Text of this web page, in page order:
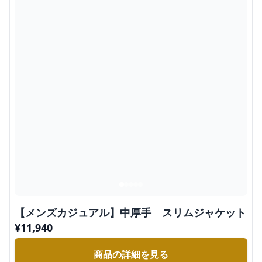
【メンズカジュアル】中厚手 スリムジャケット
¥11,940
商品の詳細を見る